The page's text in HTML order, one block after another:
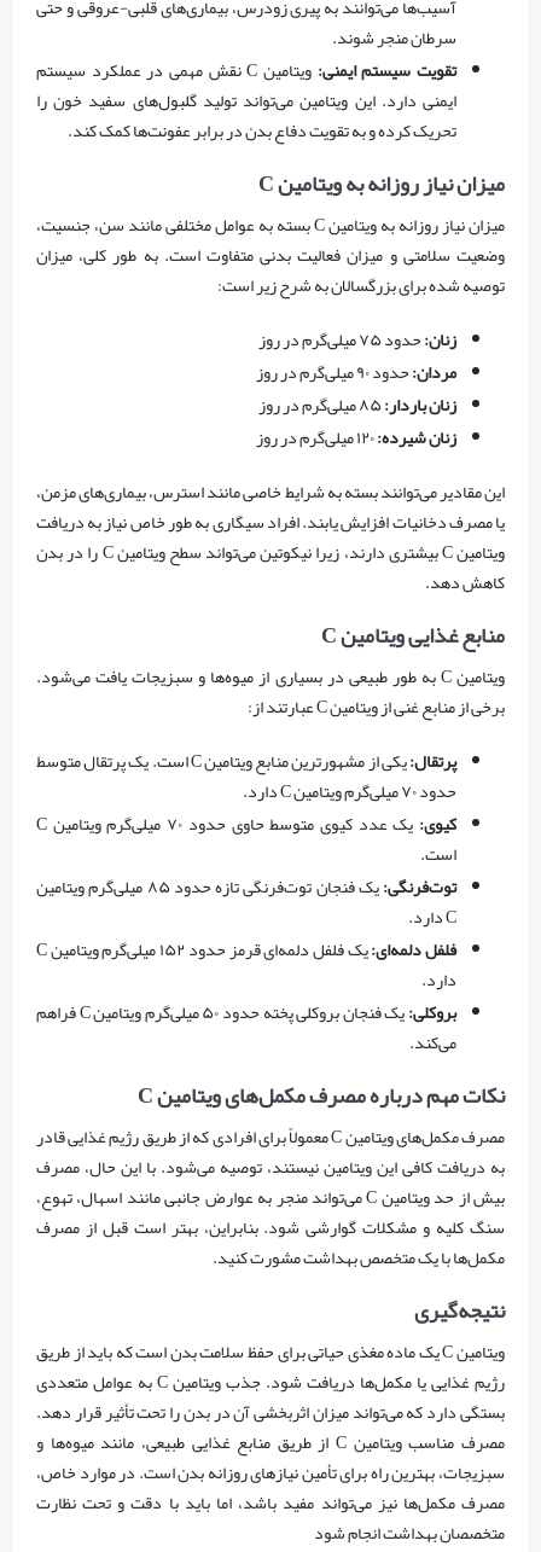
آسیب‌ها می‌توانند به پیری زودرس، بیماری‌های قلبی-عروقی و حتی
سرطان منجر شوند.
تقویت سیستم ایمنی:
ویتامین C نقش مهمی در عملکرد سیستم
ایمنی دارد. این ویتامین می‌تواند تولید گلبول‌های سفید خون را
تحریک کرده و به تقویت دفاع بدن در برابر عفونت‌ها کمک کند.
میزان نیاز روزانه به ویتامین C
میزان نیاز روزانه به ویتامین C بسته به عوامل مختلفی مانند سن، جنسیت،
وضعیت سلامتی و میزان فعالیت بدنی متفاوت است. به طور کلی، میزان
توصیه شده برای بزرگسالان به شرح زیر است:
زنان:حدود ۷۵ میلی‌گرم در روز
مردان:حدود ۹۰ میلی‌گرم در روز
زنان باردار:
زنان شیرده:
این مقادیر می‌توانند بسته به شرایط خاصی مانند استرس، بیماری‌های مزمن،
یا مصرف دخانیات افزایش یابند. افراد سیگاری به طور خاص نیاز به دریافت
ویتامین C بیشتری دارند، زیرا نیکوتین می‌تواند سطح ویتامین C را در بدن
کاهش دهد.
منابع غذایی ویتامین C
ویتامین C به طور طبیعی در بسیاری از میوه‌ها و سبزیجات یافت می‌شود.
برخی از منابع غنی از ویتامین C عبارتند از:
پرتقال:
یکی از مشهورترین منابع ویتامین C است. یک پرتقال متوسط
حدود ۷۰ میلی‌گرم ویتامین C دارد.
کیوی:
یک عدد کیوی متوسط حاوی حدود ۷۰ میلی‌گرم ویتامین C
است.
توت‌فرنگی:
یک فنجان توت‌فرنگی تازه حدود ۸۵ میلی‌گرم ویتامین
C دارد.
فلفل دلمه‌ای:
یک فلفل دلمه‌ای قرمز حدود ۱۵۲ میلی‌گرم ویتامین C
دارد.
بروکلی:
یک فنجان بروکلی پخته حدود ۵۰ میلی‌گرم ویتامین C فراهم
می‌کند.
نکات مهم درباره مصرف مکمل‌های ویتامین C
مصرف مکمل‌های ویتامین C معمولاً برای افرادی که از طریق رژیم غذایی قادر
به دریافت کافی این ویتامین نیستند، توصیه می‌شود. با این حال، مصرف
بیش از حد ویتامین C می‌تواند منجر به عوارض جانبی مانند اسهال، تهوع،
سنگ کلیه و مشکلات گوارشی شود. بنابراین، بهتر است قبل از مصرف
مکمل‌ها با یک متخصص بهداشت مشورت کنید.
نتیجه‌گیری
ویتامین C یک ماده مغذی حیاتی برای حفظ سلامت بدن است که باید از طریق
رژیم غذایی یا مکمل‌ها دریافت شود. جذب ویتامین C به عوامل متعددی
بستگی دارد که می‌تواند میزان اثربخشی آن در بدن را تحت تأثیر قرار دهد.
مصرف مناسب ویتامین C از طریق منابع غذایی طبیعی، مانند میوه‌ها و
سبزیجات، بهترین راه برای تأمین نیازهای روزانه بدن است. در موارد خاص،
مصرف مکمل‌ها نیز می‌تواند مفید باشد، اما باید با دقت و تحت نظارت
متخصصان بهداشت انجام شود